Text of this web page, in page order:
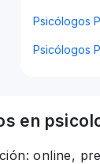
Psicólogos
Psicólogos
en
online,